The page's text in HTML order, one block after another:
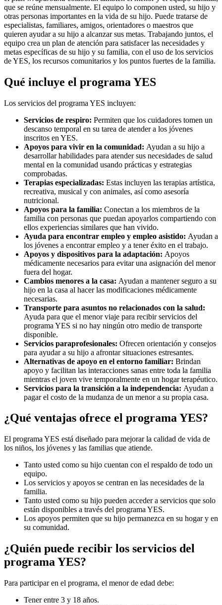
que se reúne mensualmente. El equipo lo componen usted, su hijo y
otras personas importantes en la vida de su hijo. Puede tratarse de
especialistas, familiares, amigos, orientadores o maestros que
quieren ayudar a su hijo a alcanzar sus metas. Trabajando juntos, el
equipo crea un plan de atención para satisfacer las necesidades y
metas específicas de su hijo y su familia, con el uso de los servicios
de YES, los recursos comunitarios y los puntos fuertes de la familia.
Qué incluye el programa YES
Los servicios del programa YES incluyen:
Servicios de respiro: Permiten que los cuidadores tomen un
descanso temporal en su tarea de atender a los jóvenes
inscritos en YES.
Apoyos para vivir en la comunidad: Ayudan a su hijo a
desarrollar habilidades para atender sus necesidades de salud
mental en la comunidad usando prácticas y estrategias
comprobadas.
Terapias especializadas: Estas incluyen las terapias artística,
recreativa, musical y con animales, así como asesoría
nutricional.
Apoyos para la familia: Conectan a los miembros de la
familia con personas que puedan apoyarlos compartiendo con
ellos experiencias similares que han vivido.
Ayuda para encontrar empleo y empleo asistido: Ayudan a
los jóvenes a encontrar empleo y a tener éxito en el trabajo.
Apoyos y dispositivos para la adaptación: Apoyos
médicamente necesarios para evitar una asignación del menor
fuera del hogar.
Cambios menores a la casa: Ayudan a mantener seguro a su
hijo en la casa al hacer las modificaciones médicamente
necesarias.
Transporte para asuntos no relacionados con la salud:
Ayuda para que el menor viaje para recibir servicios del
programa YES si no hay ningún otro medio de transporte
disponible.
Servicios paraprofesionales: Ofrecen orientación y consejos
para ayudar a su hijo a afrontar situaciones estresantes.
Alternativas de apoyo en el entorno familiar: Brindan
apoyo y facilitan las interacciones sanas entre toda la familia
mientras el joven vive temporalmente en un hogar terapéutico.
Servicios para la transición a la independencia: Ayudan a
pagar el costo de la mudanza de un menor a su propia casa.
¿Qué ventajas ofrece el programa YES?
El programa YES está diseñado para mejorar la calidad de vida de
los niños, los jóvenes y las familias que atiende.
Tanto usted como su hijo cuentan con el respaldo de todo un
equipo.
Los servicios y apoyos se centran en las necesidades de la
familia.
Tanto usted como su hijo pueden acceder a servicios que solo
están disponibles a través del programa YES.
Los apoyos permiten que su hijo permanezca en su hogar y en
su comunidad.
¿Quién puede recibir los servicios del
programa YES?
Para participar en el programa, el menor de edad debe:
Tener entre 3 y 18 años.